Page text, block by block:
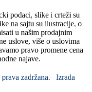
podaci, slike i crteži su
na sajtu su ilustracije, o
u našim prodajnim
uslove, više o uslovima
pravo promene cena
najave.
zadržana. Izrada